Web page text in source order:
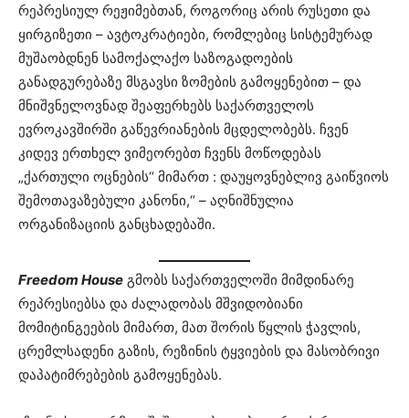
რეპრესიულ რეჟიმებთან, როგორიც არის რუსეთი და
ყირგიზეთი – ავტოკრატიები, რომლებიც სისტემურად
მუშაობდნენ სამოქალაქო საზოგადოების
განადგურებაზე მსგავსი ზომების გამოყენებით – და
მნიშვნელოვნად შეაფერხებს საქართველოს
ევროკავშირში გაწევრიანების მცდელობებს. ჩვენ
კიდევ ერთხელ ვიმეორებთ ჩვენს მოწოდებას
„ქართული ოცნების“ მიმართ : დაუყოვნებლივ გაიწვიოს
შემოთავაზებული კანონი,“ – აღნიშნულია
ორგანიზაციის განცხადებაში.
Freedom House გმობს საქართველოში მიმდინარე
რეპრესიებსა და ძალადობას მშვიდობიანი
მომიტინგეების მიმართ, მათ შორის წყლის ჭავლის,
ცრემლსადენი გაზის, რეზინის ტყვიების და მასობრივი
დაპატიმრებების გამოყენებას.